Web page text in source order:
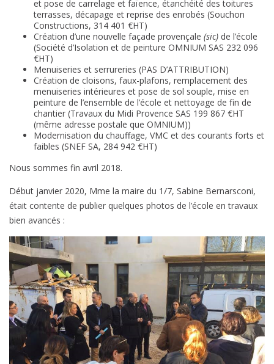
et pose de carrelage et faïence, étanchéité des toitures
terrasses, décapage et reprise des enrobés (Souchon
Constructions, 314 401 €HT)
Création d’une nouvelle façade provençale (sic) de l’école
(Société d’Isolation et de peinture OMNIUM SAS 232 096
€HT)
Menuiseries et serrureries (PAS D’ATTRIBUTION)
Création de cloisons, faux-plafons, remplacement des
menuiseries intérieures et pose de sol souple, mise en
peinture de l’ensemble de l’école et nettoyage de fin de
chantier (Travaux du Midi Provence SAS 199 867 €HT
(même adresse postale que OMNIUM))
Modernisation du chauffage, VMC et des courants forts et
faibles (SNEF SA, 284 942 €HT)
Nous sommes fin avril 2018.
Début janvier 2020, Mme la maire du 1/7, Sabine Bernarsconi,
était contente de publier quelques photos de l’école en travaux
bien avancés :